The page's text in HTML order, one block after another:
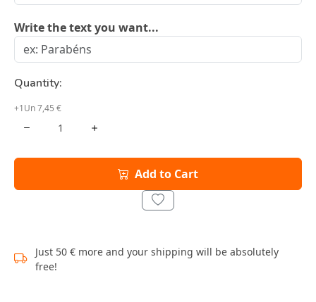
Write the text you want...
Quantity:
+1Un 7,45 €
Add to Cart
Just 50 € more and your shipping will be absolutely
free!